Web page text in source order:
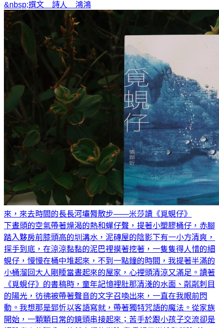
&nbsp;撰文 詩人 鴻鴻
來，來去時間的長長河壩脣散步——米莎讀《覓蜆仔》
下晝頭的空氣帶著燥渴的熱和蟬仔聲，提著小塑膠桶仔，赤腳
踏入夥房前膝頭高的圳溝水，泥磚屋的陰影下有一小方清爽，
探手到底，在涼涼黏黏的泥巴裡摸著挖著，一隻隻得人惜的細
蜆仔，慢慢在桶中堆起來，不到一點鐘的時間，我提著半滿的
小桶溜回大人剛睡當晝起來的屋家，心裡頭清涼又滿足。讀著
《覓蜆仔》的書稿時，童年記憶裡肚那清淺的水面、粼粼刺目
的陽光，彷彿被帶著聲音的文字召喚出來，一直在我眼前閃
動。我想那是郅忻以客語寫就，帶著獨特咒語的魔法。從家族
開始，一顆顆日常的鏡頭串接起來；苦手於跟小孩子交流卻是